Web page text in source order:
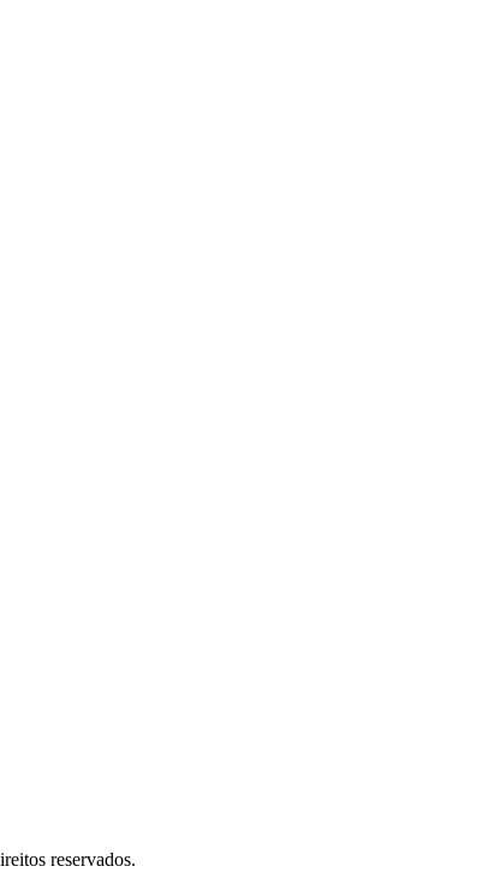
reservados.